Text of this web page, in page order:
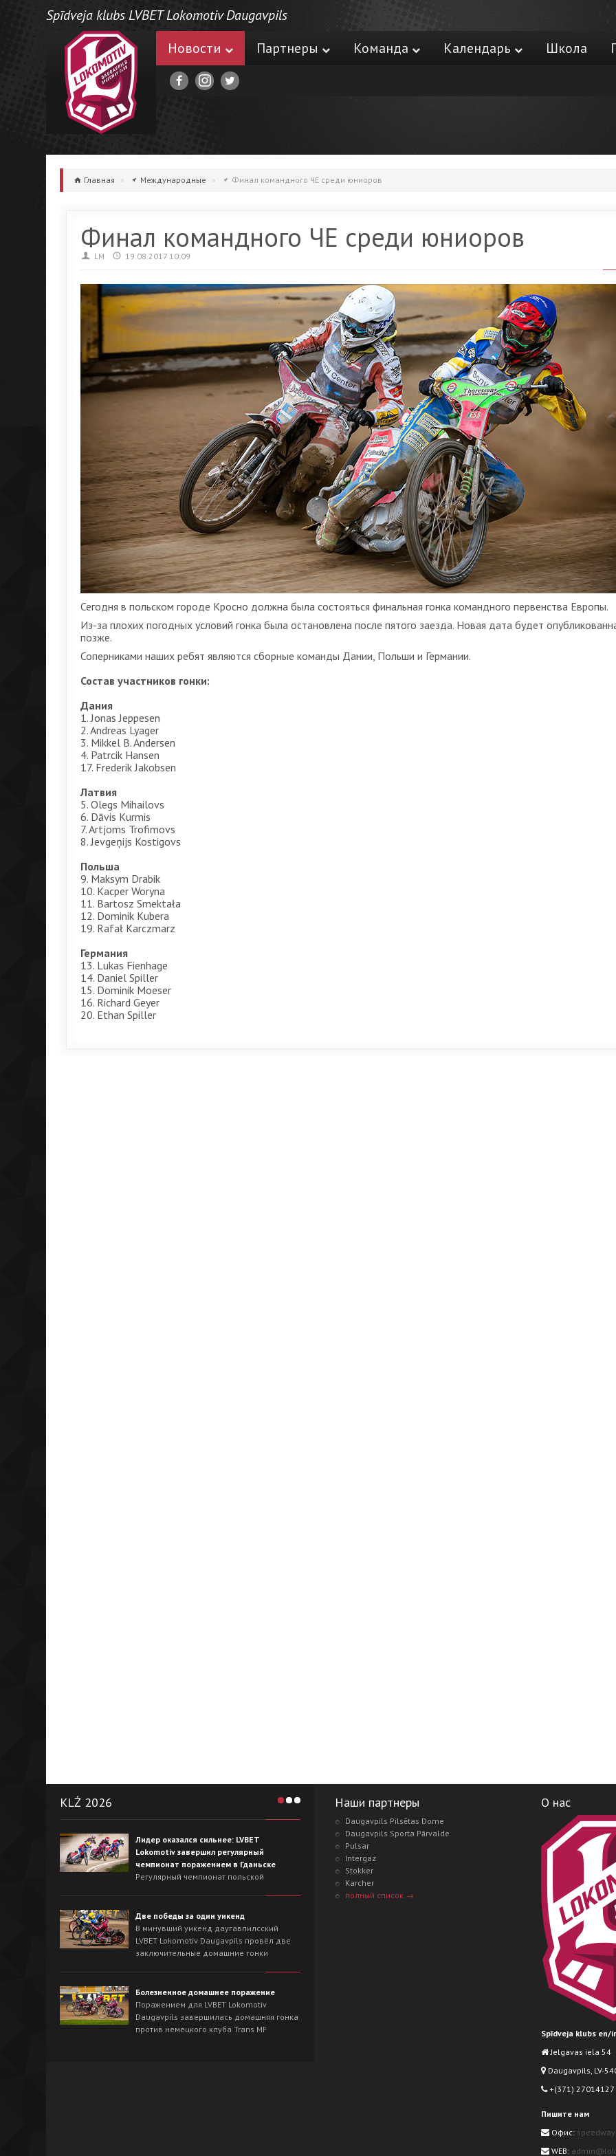
Spīdveja klubs LVBET Lokomotiv Daugavpils
Новости
Партнеры Команда Календарь Школа
Главная » Международные » Финал командного ЧЕ среди юниоров
Финал командного ЧЕ среди юниоров
LM 19.08.2017 10:09
Сегодня в польском городе Кросно должна была состояться финальная гонка командного первенства Европы.
Из-за плохих погодных условий гонка была остановлена после пятого заезда. Новая дата будет
позже.
Соперниками наших ребят являются сборные команды Дании, Польши и Германии.
Состав участников гонки:
Дания
1. Jonas Jeppesen
2. Andreas Lyager
3. Mikkel B. Andersen
4. Patrcik Hansen
17. Frederik Jakobsen
Латвия
5. Olegs Mihailovs
6. Dāvis Kurmis
7. Artjoms Trofimovs
8. Jevgeņijs Kostigovs
Польша
9. Maksym Drabik
10. Kacper Woryna
11. Bartosz Smektała
12. Dominik Kubera
19. Rafał Karczmarz
Германия
13. Lukas Fienhage
14. Daniel Spiller
15. Dominik Moeser
16. Richard Geyer
20. Ethan Spiller
KLŻ 2026
Лидер оказался сильнее: LVBET
Lokomotiv завершил регулярный
чемпионат поражением в Гданьске
Регулярный чемпионат польской
против лидера сезона - Wybrzeże Gdańsk.
На треке в Гданьске хозяева с первых
заездов захватили инициативу и
одержали победу со счётом 54:36.
Две победы за один уикенд
В минувший уикенд даугавпилсский
LVBET Lokomotiv Daugavpils провёл две
заключительные домашние гонки
домашнем треке наша команда сначала
в невероятно напряжённой борьбе
вырвала победу у OK Kolejarz Opole -
46:44, а на следующий день уверенно
Болезненное домашнее поражение
Поражением для LVBET Lokomotiv
Daugavpils завершилась домашняя гонка
против немецкого клуба Trans MF
Наши партнеры
Daugavpils Pilsētas Dome
Daugavpils Sporta Pārvalde
Pulsar
Intergaz
Stokker
Karcher
полный список →
О нас
Spīdveja klubs
Jelgavas iela 54
Daugavpils, LV-
+(371) 27014127
Пишите нам
Офис:
WEB: